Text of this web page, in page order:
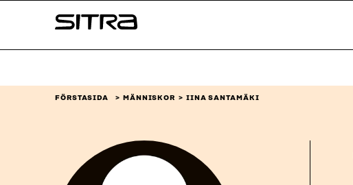
↓
Sitra
FÖRSTASIDA MÄNNISKOR IINA SANTAMÄKI